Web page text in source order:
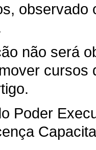
não será
cursos
Poder